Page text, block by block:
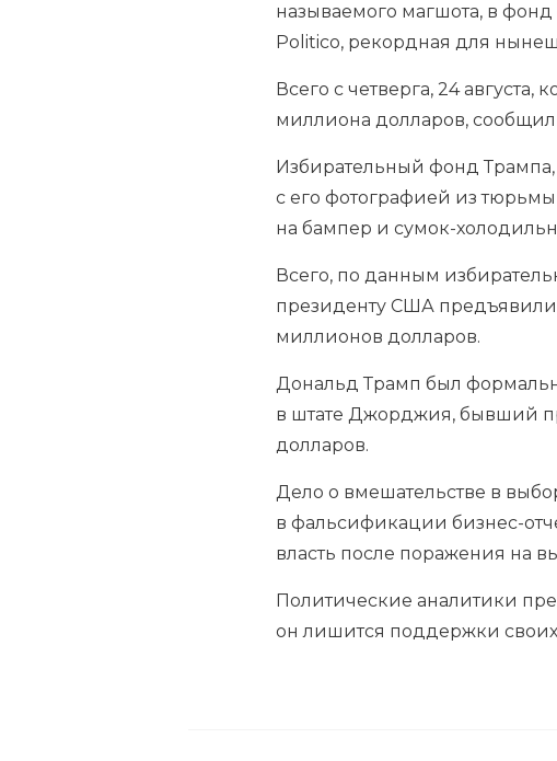
называемого магшота, в
Politico, рекордная для
Всего с четверга, 24
миллиона долларов,
Избирательный фонд Трампа,
с его фотографией из тюрьмы
на бампер и сумок-
Всего, по данным
президенту США
миллионов долларов.
Дональд Трамп был
в штате Джорджия, бывший
долларов.
Дело о вмешательстве в
в фальсификации бизнес-
власть после поражения на
Политические аналитики
он лишится поддержки своих